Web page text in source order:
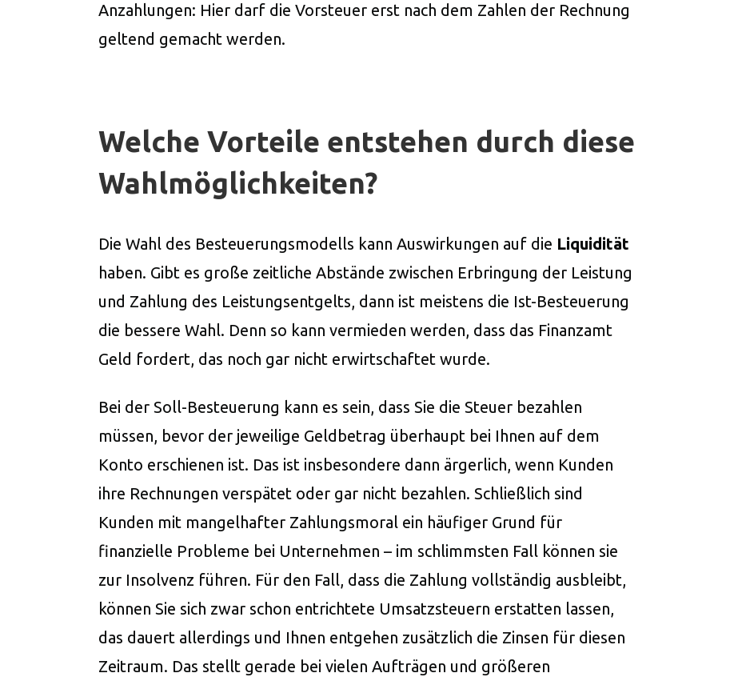
Anzahlungen: Hier darf die Vorsteuer erst nach dem Zahlen der Rechnung
geltend gemacht werden.
Welche Vorteile entstehen durch diese
Wahlmöglichkeiten?
Die Wahl des Besteuerungsmodells kann Auswirkungen auf die Liquidität
haben. Gibt es große zeitliche Abstände zwischen Erbringung der Leistung
und Zahlung des Leistungsentgelts, dann ist meistens die Ist-Besteuerung
die bessere Wahl. Denn so kann vermieden werden, dass das Finanzamt
Geld fordert, das noch gar nicht erwirtschaftet wurde.
Bei der Soll-Besteuerung kann es sein, dass Sie die Steuer bezahlen
müssen, bevor der jeweilige Geldbetrag überhaupt bei Ihnen auf dem
Konto erschienen ist. Das ist insbesondere dann ärgerlich, wenn Kunden
ihre Rechnungen verspätet oder gar nicht bezahlen. Schließlich sind
Kunden mit mangelhafter Zahlungsmoral ein häufiger Grund für
finanzielle Probleme bei Unternehmen – im schlimmsten Fall können sie
zur Insolvenz führen. Für den Fall, dass die Zahlung vollständig ausbleibt,
können Sie sich zwar schon entrichtete Umsatzsteuern erstatten lassen,
das dauert allerdings und Ihnen entgehen zusätzlich die Zinsen für diesen
Zeitraum. Das stellt gerade bei vielen Aufträgen und größeren